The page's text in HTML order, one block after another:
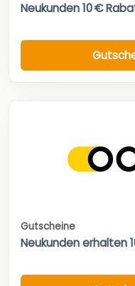
Neukunden 10 €
Gutscheine
Neukunden erhalten